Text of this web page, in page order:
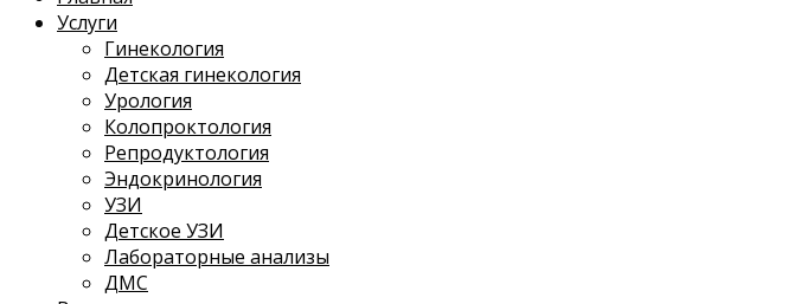
Услуги
Гинекология
Детская гинекология
Урология
Колопроктология
Репродуктология
Эндокринология
УЗИ
Детское УЗИ
Лабораторные анализы
ДМС